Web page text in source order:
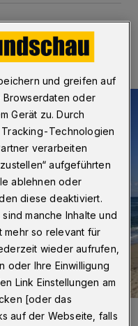
Lesezeit
und greifen auf
oder
Gerät zu. Durch
Technologien
verarbeiten
aufgeführten
ablehnen oder
diese deaktiviert.
manche Inhalte und
mehr so relevant für
wieder aufrufen,
oder Ihre Einwilligung
Link Einstellungen am
[oder das
auf der Webseite, falls